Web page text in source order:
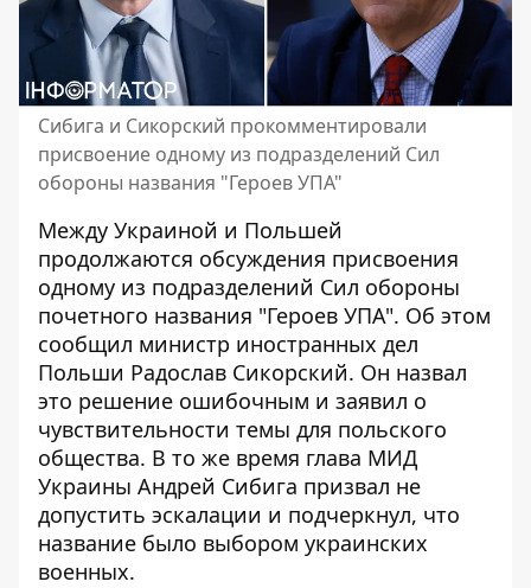
Сибига и Сикорский прокомментировали
присвоение одному из подразделений Сил
обороны названия "Героев УПА"
Между Украиной и Польшей
продолжаются обсуждения присвоения
одному из подразделений Сил обороны
почетного названия "Героев УПА". Об этом
сообщил министр иностранных дел
Польши Радослав Сикорский. Он назвал
это решение ошибочным и заявил о
чувствительности темы для польского
общества. В то же время глава МИД
Украины Андрей Сибига призвал не
допустить эскалации и подчеркнул, что
название было выбором украинских
военных.